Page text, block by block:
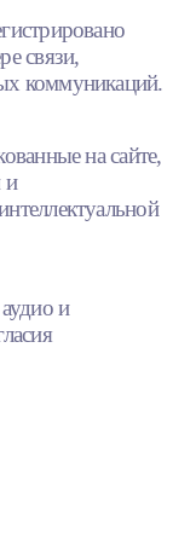
связи,
коммуникаций.
на сайте,
и
и